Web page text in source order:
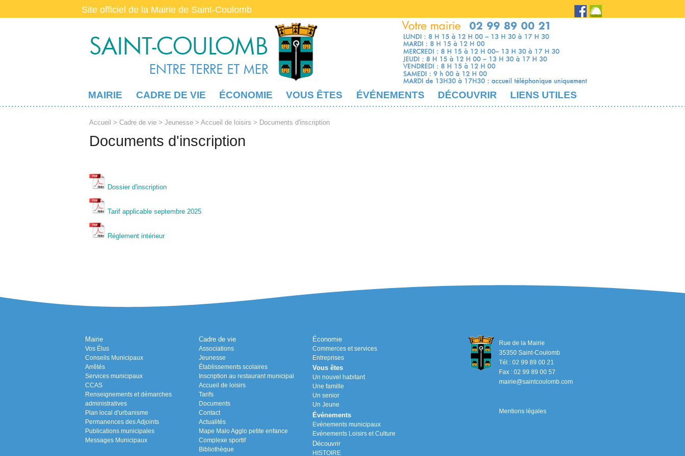
Site officiel de la Mairie de Saint-Coulomb
MAIRIE CADRE DE VIE ÉCONOMIE VOUS ÊTES ÉVÉNEMENTS DÉCOUVRIR LIENS UTILES
Accueil > Cadre de vie > Jeunesse > Accueil de loisirs > Documents d'inscription
Documents d'inscription
Dossier d'inscription
Tarif applicable septembre 2025
Réglement intérieur
Mairie
Vos Élus
Conseils Municipaux
Arrêtés
Services municipaux
CCAS
Renseignements et démarches
administratives
Plan local d'urbanisme
Permanences des Adjoints
Publications municipales
Messages Municipaux
Cadre de vie
Associations
Jeunesse
Établissements scolaires
Inscription au restaurant municipal
Accueil de loisirs
Tarifs
Documents
Contact
Actualités
Mape Malo Agglo petite enfance
Complexe sportif
Bibliothèque
Économie
Commerces et services
Entreprises
Vous êtes
Un nouvel habitant
Une famille
Un senior
Un Jeune
Événements
Evénements municipaux
Evénements Loisirs et Culture
Découvrir
HISTOIRE
Rue de la Mairie
35350 Saint-Coulomb
Tél : 02 99 89 00 21
Fax : 02 99 89 00 57
mairie@saintcoulomb.com
Mentions légales